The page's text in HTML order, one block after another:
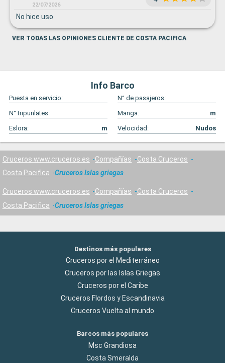
22/07/2026
No hice uso
VER TODAS LAS OPINIONES CLIENTE DE COSTA PACIFICA
Info Barco
Puesta en servicio:
N° de pasajeros:
N° tripunlates:
Manga:
m
Eslora:
m Velocidad: Nudos
Cruceros www.cruceros.es Compañías
Costa Cruceros
Costa Pacifica
Cruceros Islas griegas
Cruceros www.cruceros.es Compañías
Costa Cruceros
Costa Pacifica
Cruceros Islas griegas
Destinos más populares
Cruceros por el Mediterráneo
Cruceros por las Islas Griegas
Cruceros por el Caribe
Cruceros Flordos y Escandinavia
Cruceros Vuelta al mundo
Barcos más populares
Msc Grandiosa
Costa Smeralda